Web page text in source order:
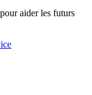
aider les futurs